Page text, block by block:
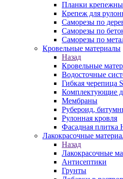
Планки
Крепеж для
Саморезы по
Саморезы по
Саморезы по
Кровельные материалы
Назад
Кровельные
Водосточные
Гибкая черепица
Комплектующие
Мембраны
Рубероид,
Рулонная кровля
Фасадная плитка
Лакокрасочные
Назад
Лакокрасочные
Антисептики
Грунты